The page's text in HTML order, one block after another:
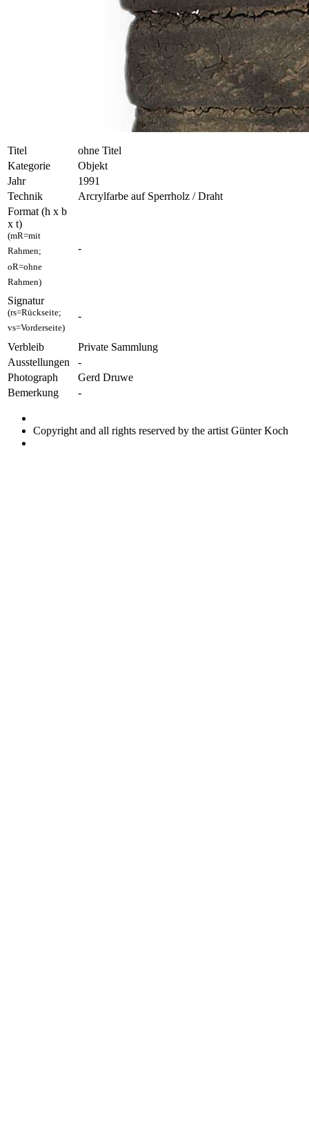
Titel
ohne Titel
Kategorie
Objekt
Jahr
1991
Technik
Arcrylfarbe auf Sperrholz / Draht
Format (h x b
x t)
(mR=mit
Rahmen;
oR=ohne
Rahmen)
-
Signatur
(rs=Rückseite;
vs=Vorderseite)
-
Verbleib
Private Sammlung
Ausstellungen
-
Photograph
Gerd Druwe
Bemerkung
-
Copyright and all rights reserved by the artist Günter Koch